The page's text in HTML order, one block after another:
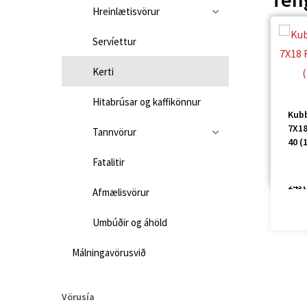
Hreinlætisvörur
Servíettur
Kerti
Hitabrúsar og kaffikönnur
Tannvörur
Fatalitir
Afmælisvörur
Umbúðir og áhöld
Málningavörusvið
Vörusía
2pk
hvít
bleik
(6)
grár
40